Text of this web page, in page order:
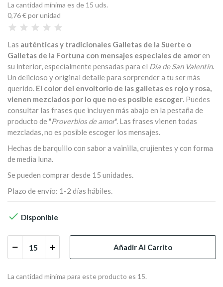
La cantidad mínima es de 15 uds.
0,76 €por unidad
Las auténticas y tradicionales Galletas de la Suerte o
Galletas de la Fortuna con mensajes especiales de amoren
su interior, especialmente pensadas para el Día de San Valentín.
Un delicioso y original detalle para sorprender a tu ser más
querido. El color del envoltorio de las galletas es rojo y rosa,
vienen mezclados por lo que no es posible escoger. Puedes
consultar las frases que incluyen más abajo en la pestaña de
producto de "Proverbios de amor". Las frases vienen todas
mezcladas, no es posible escoger los mensajes.
Hechas de barquillo con sabor a vainilla, crujientes y con forma
de media luna.
Se pueden comprar desde 15 unidades.
Plazo de envío: 1-2 días hábiles.
 Disponible
Añadir Al Carrito
La cantidad mínima para este producto es 15.